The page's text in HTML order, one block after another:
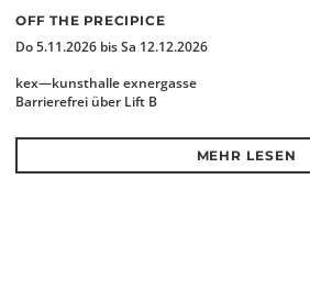
OFF THE PRECIPICE
Do 5.11.2026 bis Sa 12.12.2026
kex—kunsthalle exnergasse
Barrierefrei über Lift B
MEHR LESEN